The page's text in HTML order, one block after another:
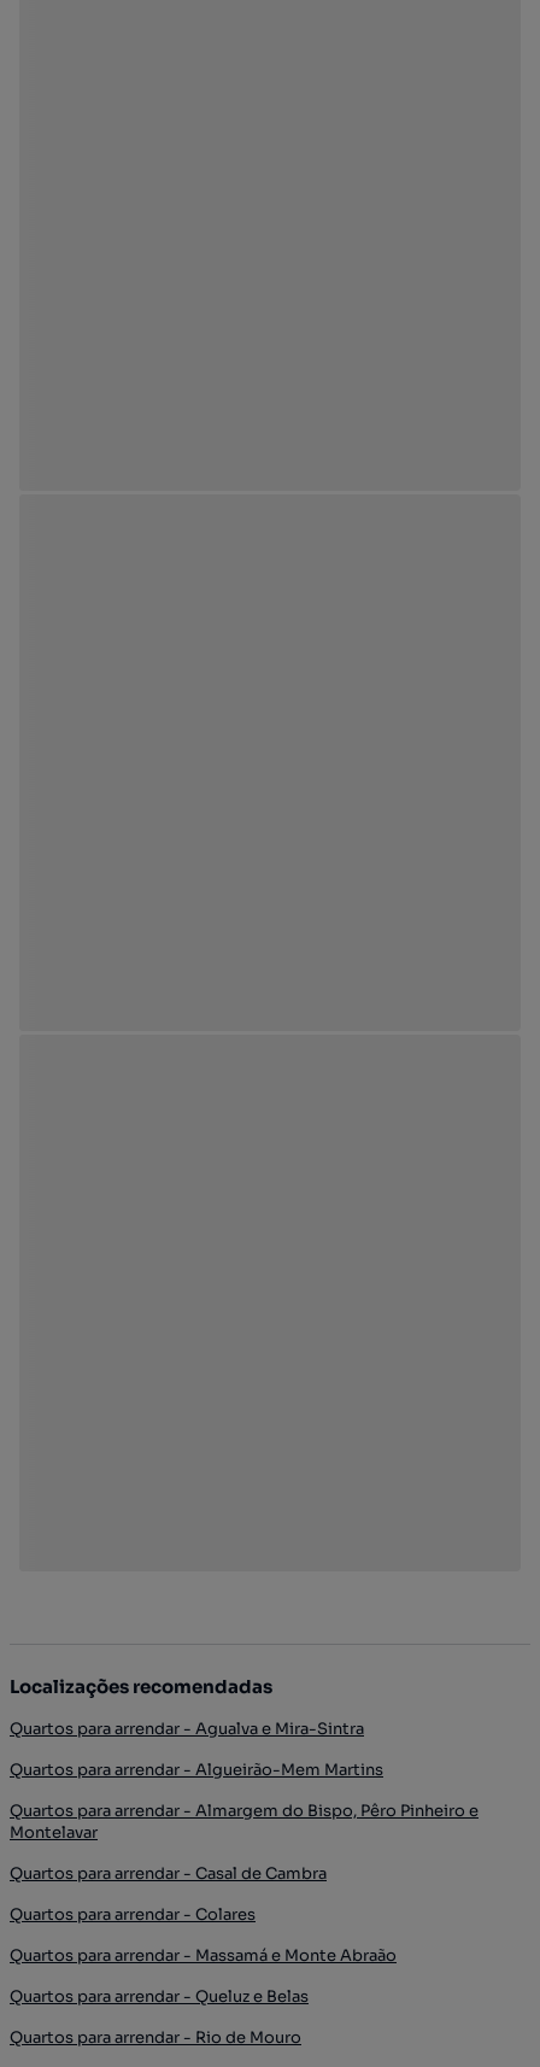
Localizações recomendadas
Quartos para arrendar - Agualva e Mira-Sintra
Quartos para arrendar - Algueirão-Mem Martins
Quartos para arrendar - Almargem do Bispo, Pêro Pinheiro e
Montelavar
Quartos para arrendar - Casal de Cambra
Quartos para arrendar - Colares
Quartos para arrendar - Massamá e Monte Abraão
Quartos para arrendar - Queluz e Belas
Quartos para arrendar - Rio de Mouro